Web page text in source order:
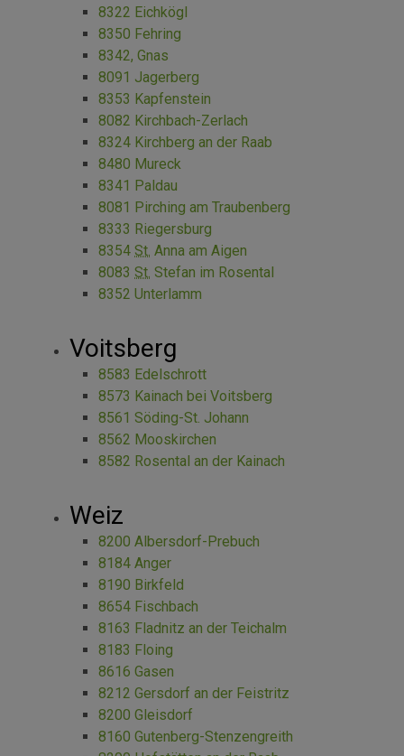
8322 Eichkögl
8350 Fehring
8342, Gnas
8091 Jagerberg
8353 Kapfenstein
8082 Kirchbach-Zerlach
8324 Kirchberg an der Raab
8480 Mureck
8341 Paldau
8081 Pirching am Traubenberg
8333 Riegersburg
8354 St. Anna am Aigen
8083 St. Stefan im Rosental
8352 Unterlamm
Voitsberg
8583 Edelschrott
8573 Kainach bei Voitsberg
8561 Söding-St. Johann
8562 Mooskirchen
8582 Rosental an der Kainach
Weiz
8200 Albersdorf-Prebuch
8184 Anger
8190 Birkfeld
8654 Fischbach
8163 Fladnitz an der Teichalm
8183 Floing
8616 Gasen
8212 Gersdorf an der Feistritz
8200 Gleisdorf
8160 Gutenberg-Stenzengreith